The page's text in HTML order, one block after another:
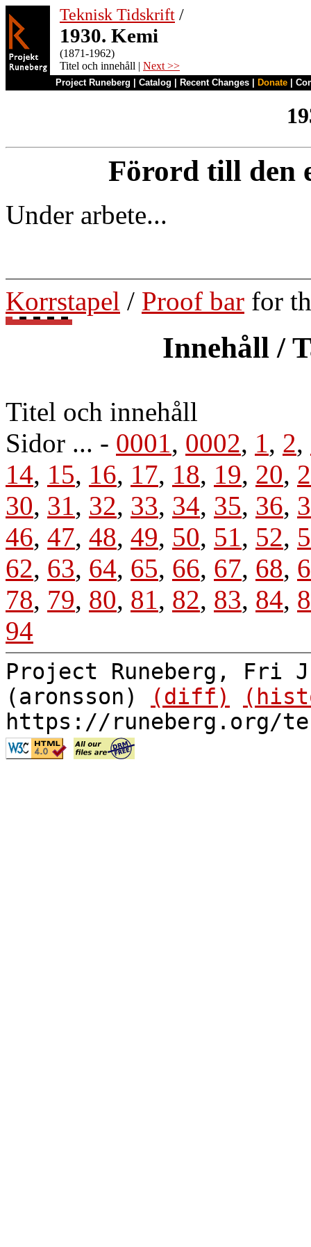
Teknisk Tidskrift /
1930. Kemi
(1871-1962)
Titel och innehåll | Next >>
Project Runeberg Catalog Recent Changes Donate
Förord till den
Under arbete...
Korrstapel / Proof bar for
Innehåll /
Titel och innehåll
Sidor ... - 0001, 0002, 1, 2,
14, 15, 16, 17, 18, 19, 20,
30, 31, 32, 33, 34, 35, 36,
46, 47, 48, 49, 50, 51, 52,
62, 63, 64, 65, 66, 67, 68,
78, 79, 80, 81, 82, 83, 84,
94
Project Runeberg, Fri
(aronsson)
(diff)
https://runeberg.org/